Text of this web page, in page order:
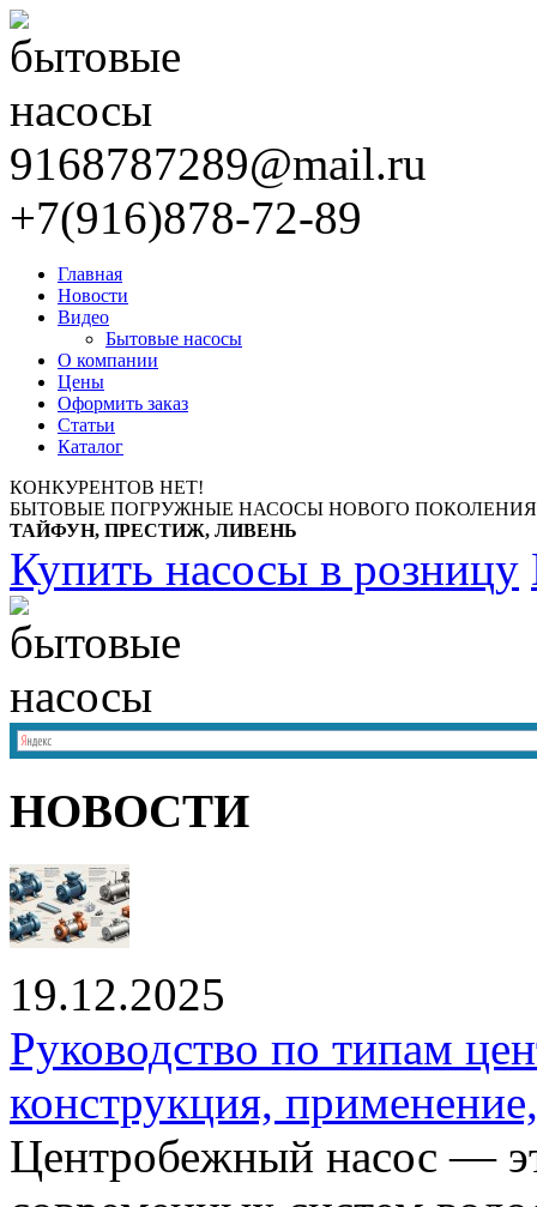
9168787289@mail.ru
+7(916)878-72-89
Главная
Новости
Видео
Бытовые насосы
О компании
Цены
Оформить заказ
Статьи
Каталог
КОНКУРЕНТОВ НЕТ!
БЫТОВЫЕ ПОГРУЖНЫЕ НАСОСЫ НОВОГО
ТАЙФУН, ПРЕСТИЖ, ЛИВЕНЬ
Купить насосы в розницу
НОВОСТИ
19.12.2025
Руководство по типам
конструкция,
Центробежный насос —